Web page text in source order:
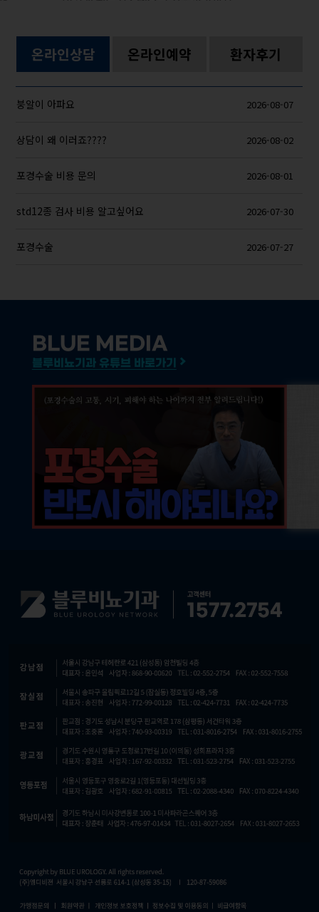
온라인상담 온라인예약 환자후기
붕알이 아파요 2026-08-07
상담이 왜 이러죠???? 2026-08-02
포경수술 비용 문의 2026-08-01
std12종 검사 비용 알고싶어요 2026-07-30
포경수술 2026-07-27
BLUE MEDIA
블루비뇨기과 유튜브 바로가기